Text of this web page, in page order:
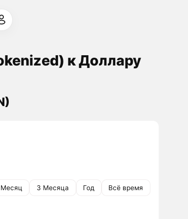
к Доллару
Месяц 3 Месяца Год Всё время